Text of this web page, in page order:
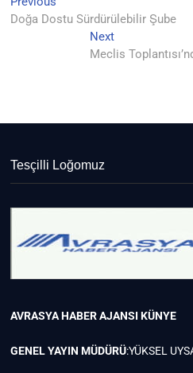
gezinmesi
post:
Doğa Dostu Sürdürülebilir Şube
NextNext
post:
Meclis
Tesçilli Loğomuz
AVRASYA HABER AJANSIKÜNYE
GENEL YAYIN MÜDÜRÜ:YÜKSEL